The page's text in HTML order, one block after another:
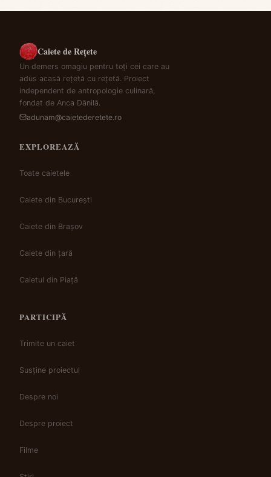
Caiete de Rețete
Un demers omagiu pentru toți cei care au
adus acasă rețetă cu rețetă. Proiect
independent de antropologie culinară,
fondat de Anca Dănilă.
adunam@caietederetete.ro
EXPLOREAZĂ
Toate caietele
Caiete din București
Caiete din Brașov
Caiete din țară
Caietul din Piață
PARTICIPĂ
Trimite un caiet
Susține proiectul
Despre noi
Despre proiect
Filme